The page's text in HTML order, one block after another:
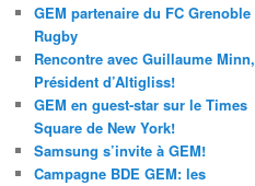
GEM partenaire du FC Grenoble
Rugby
Rencontre avec Guillaume Minn,
Président d’Altigliss!
GEM en guest-star sur le Times
Square de New York!
Samsung s’invite à GEM!
Campagne BDE GEM: les